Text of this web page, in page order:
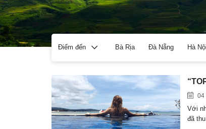
Điểm đến Bà Rịa Đà Nẵng Hà Nội
04
Với
đã